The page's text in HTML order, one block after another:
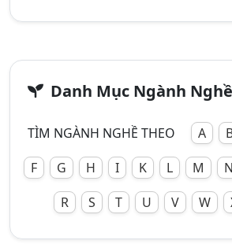
Danh Mục Ngành
TÌM NGÀNH NGHỀ THEO A
F
G H I K L M N
R
S T U V W